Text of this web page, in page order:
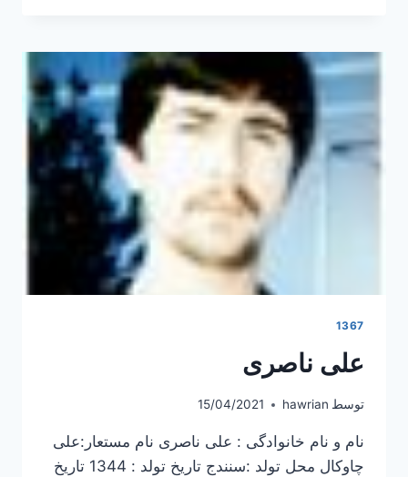
1367
علی ناصری
توسط hawrian
15/04/2021
نام و نام خانوادگی : علی ناصری نام مستعار:علی
چاوکال محل تولد :سنندج تاریخ تولد : 1344 تاریخ